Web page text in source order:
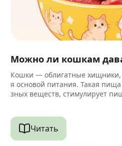
Можно ли кошкам
Кошки — облигатные хищники,
я основой питания. Такая
зных веществ, стимулирует
Читать